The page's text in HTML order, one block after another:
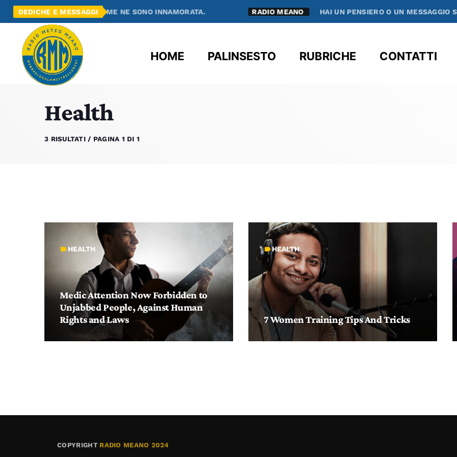
DEDICHE E MESSAGGI
RADIO MEANO E ME NE SONO INNAMORATA. RADIO MEANO HAI UN PENSIERO O UN MESSAGGIO
HOME PALINSESTO RUBRICHE CONTATTI
Health
3 RISULTATI / PAGINA 1 DI 1
label HEALTH
Medic Attention Now Forbidden to
Unjabbed People, Against Human
Rights and Laws
labelHEALTH
7 Women Training Tips And Tricks
COPYRIGHT RADIO MEANO 2024